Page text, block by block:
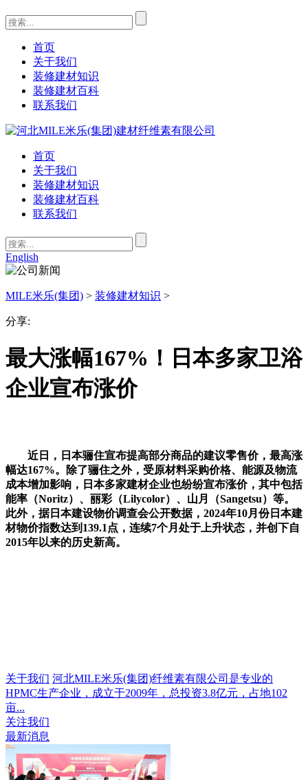
首页
关于我们
装修建材知识
装修建材百科
联系我们
首页
关于我们
装修建材知识
装修建材百科
联系我们
English
MILE米乐(集团) > 装修建材知识 >
分享:
最大涨幅167%！日本多家卫浴
企业宣布涨价
近日，日本骊住宣布提高部分商品的建议零售价，最高涨
幅达167%。除了骊住之外，受原材料采购价格、能源及物流
成本增加影响，日本多家建材企业也纷纷宣布涨价，其中包括
能率（Noritz）、丽彩（Lilycolor）、山月（Sangetsu）等。
此外，据日本建设物价调查会公开数据，2024年10月份日本建
材物价指数达到139.1点，连续7个月处于上升状态，并创下自
2015年以来的历史新高。
关于我们 河北MILE米乐(集团)纤维素有限公司是专业的
HPMC生产企业，成立于2009年，总投资3.8亿元，占地102
亩...
关注我们
最新消息